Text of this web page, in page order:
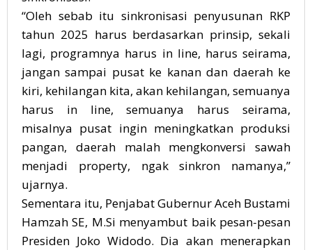
“Oleh sebab itu sinkronisasi penyusunan RKP
tahun 2025 harus berdasarkan prinsip, sekali
lagi, programnya harus in line, harus seirama,
jangan sampai pusat ke kanan dan daerah ke
kiri, kehilangan kita, akan kehilangan, semuanya
harus in line, semuanya harus seirama,
misalnya pusat ingin meningkatkan produksi
pangan, daerah malah mengkonversi sawah
menjadi property, ngak sinkron namanya,”
ujarnya.
Sementara itu, Penjabat Gubernur Aceh Bustami
Hamzah SE, M.Si menyambut baik pesan-pesan
Presiden Joko Widodo. Dia akan menerapkan